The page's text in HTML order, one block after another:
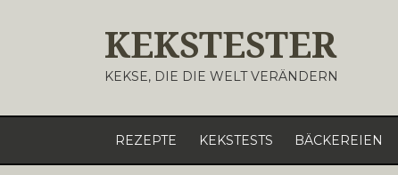
KEKSTESTER
KEKSE, DIE DIE WELT VERÄNDERN
REZEPTE KEKSTESTS BÄCKEREIEN